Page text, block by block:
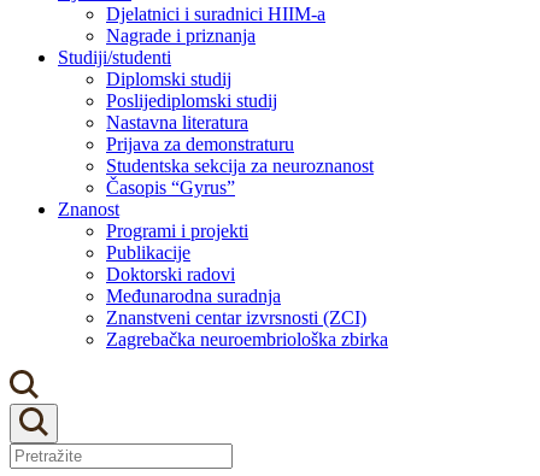
Djelatnici i suradnici HIIM-a
Nagrade i priznanja
Studiji/studenti
Diplomski studij
Poslijediplomski studij
Nastavna literatura
Prijava za demonstraturu
Studentska sekcija za neuroznanost
Časopis “Gyrus”
Znanost
Programi i projekti
Publikacije
Doktorski radovi
Međunarodna suradnja
Znanstveni centar izvrsnosti (ZCI)
Zagrebačka neuroembriološka zbirka